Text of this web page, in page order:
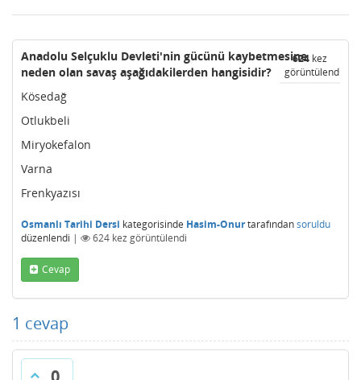
624 kez
görüntülendi
Anadolu Selçuklu Devleti'nin gücünü kaybetmesine
neden olan savaş aşağıdakilerden hangisidir?
Kösedağ
Otlukbeli
Miryokefalon
Varna
Frenkyazısı
Osmanlı Tarihi Dersi kategorisinde Hasim-Onurtarafındansoruldu
düzenlendi | 624 kez görüntülendi
Cevap
1 cevap